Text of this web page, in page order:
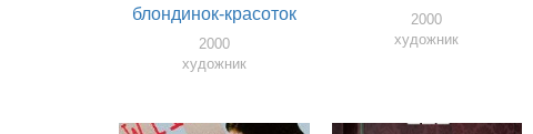
блондинок-красоток
2000
художник
2000
художник